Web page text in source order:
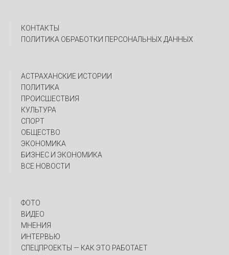
КОНТАКТЫ
ПОЛИТИКА ОБРАБОТКИ ПЕРСОНАЛЬНЫХ ДАННЫХ
АСТРАХАНСКИЕ ИСТОРИИ
ПОЛИТИКА
ПРОИСШЕСТВИЯ
КУЛЬТУРА
СПОРТ
ОБЩЕСТВО
ЭКОНОМИКА
БИЗНЕС И ЭКОНОМИКА
ВСЕ НОВОСТИ
ФОТО
ВИДЕО
МНЕНИЯ
ИНТЕРВЬЮ
CПЕЦПРОЕКТЫ — КАК ЭТО РАБОТАЕТ